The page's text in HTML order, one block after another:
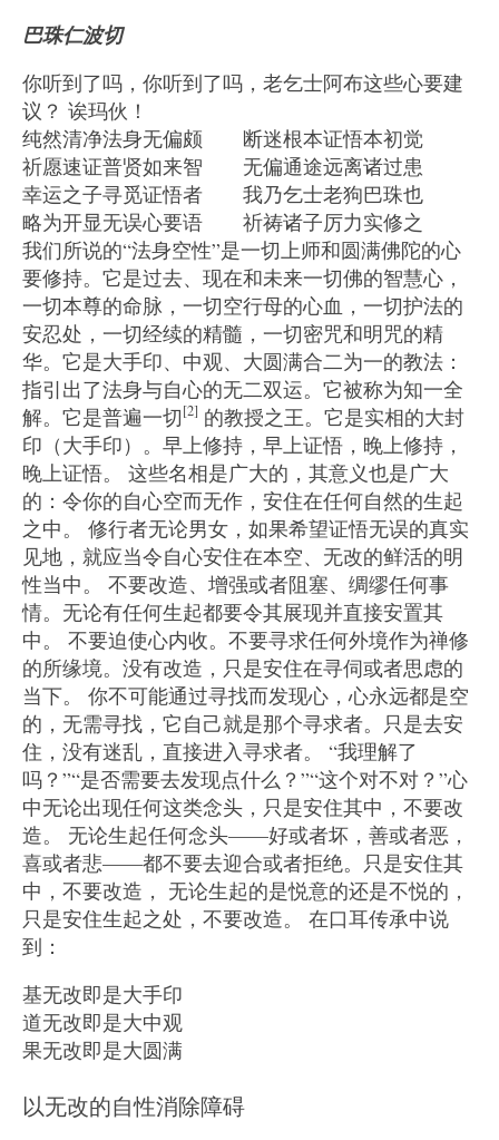
巴珠仁波切
你听到了吗，你听到了吗，老乞士阿布这些心要建
议？ 诶玛伙！
纯然清净法身无偏颇 断迷根本证悟本初觉
祈愿速证普贤如来智 无偏通途远离诸过患
幸运之子寻觅证悟者 我乃乞士老狗巴珠也
略为开显无误心要语 祈祷诸子厉力实修之
我们所说的“法身空性”是一切上师和圆满佛陀的心
要修持。它是过去、现在和未来一切佛的智慧心，
一切本尊的命脉，一切空行母的心血，一切护法的
安忍处，一切经续的精髓，一切密咒和明咒的精
华。它是大手印、中观、大圆满合二为一的教法：
指引出了法身与自心的无二双运。它被称为知一全
解。它是普遍一切[2] 的教授之王。它是实相的大封
印（大手印）。早上修持，早上证悟，晚上修持，
晚上证悟。 这些名相是广大的，其意义也是广大
的：令你的自心空而无作，安住在任何自然的生起
之中。 修行者无论男女，如果希望证悟无误的真实
见地，就应当令自心安住在本空、无改的鲜活的明
性当中。 不要改造、增强或者阻塞、绸缪任何事
情。无论有任何生起都要令其展现并直接安置其
中。 不要迫使心内收。不要寻求任何外境作为禅修
的所缘境。没有改造，只是安住在寻伺或者思虑的
当下。 你不可能通过寻找而发现心，心永远都是空
的，无需寻找，它自己就是那个寻求者。只是去安
住，没有迷乱，直接进入寻求者。 “我理解了
吗？”“是否需要去发现点什么？”“这个对不对？”心
中无论出现任何这类念头，只是安住其中，不要改
造。 无论生起任何念头——好或者坏，善或者恶，
喜或者悲——都不要去迎合或者拒绝。只是安住其
中，不要改造， 无论生起的是悦意的还是不悦的，
只是安住生起之处，不要改造。 在口耳传承中说
到：
基无改即是大手印
道无改即是大中观
果无改即是大圆满
以无改的自性消除障碍